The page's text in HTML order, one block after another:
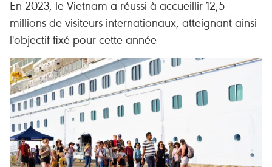
En 2023, le Vietnam a réussi à accueillir 12,5
millions de visiteurs internationaux, atteignant ainsi
l'objectif fixé pour cette année